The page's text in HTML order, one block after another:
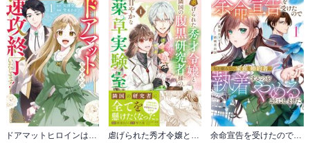
ドアマットヒロインは速攻終了いたします！
虐げられた秀才令嬢と隣国の腹黒研究者様の甘やかな薬草実験室（コミック）
余命宣告を受けたので私を顧みない家族と婚約者に執着するのをやめることにしました